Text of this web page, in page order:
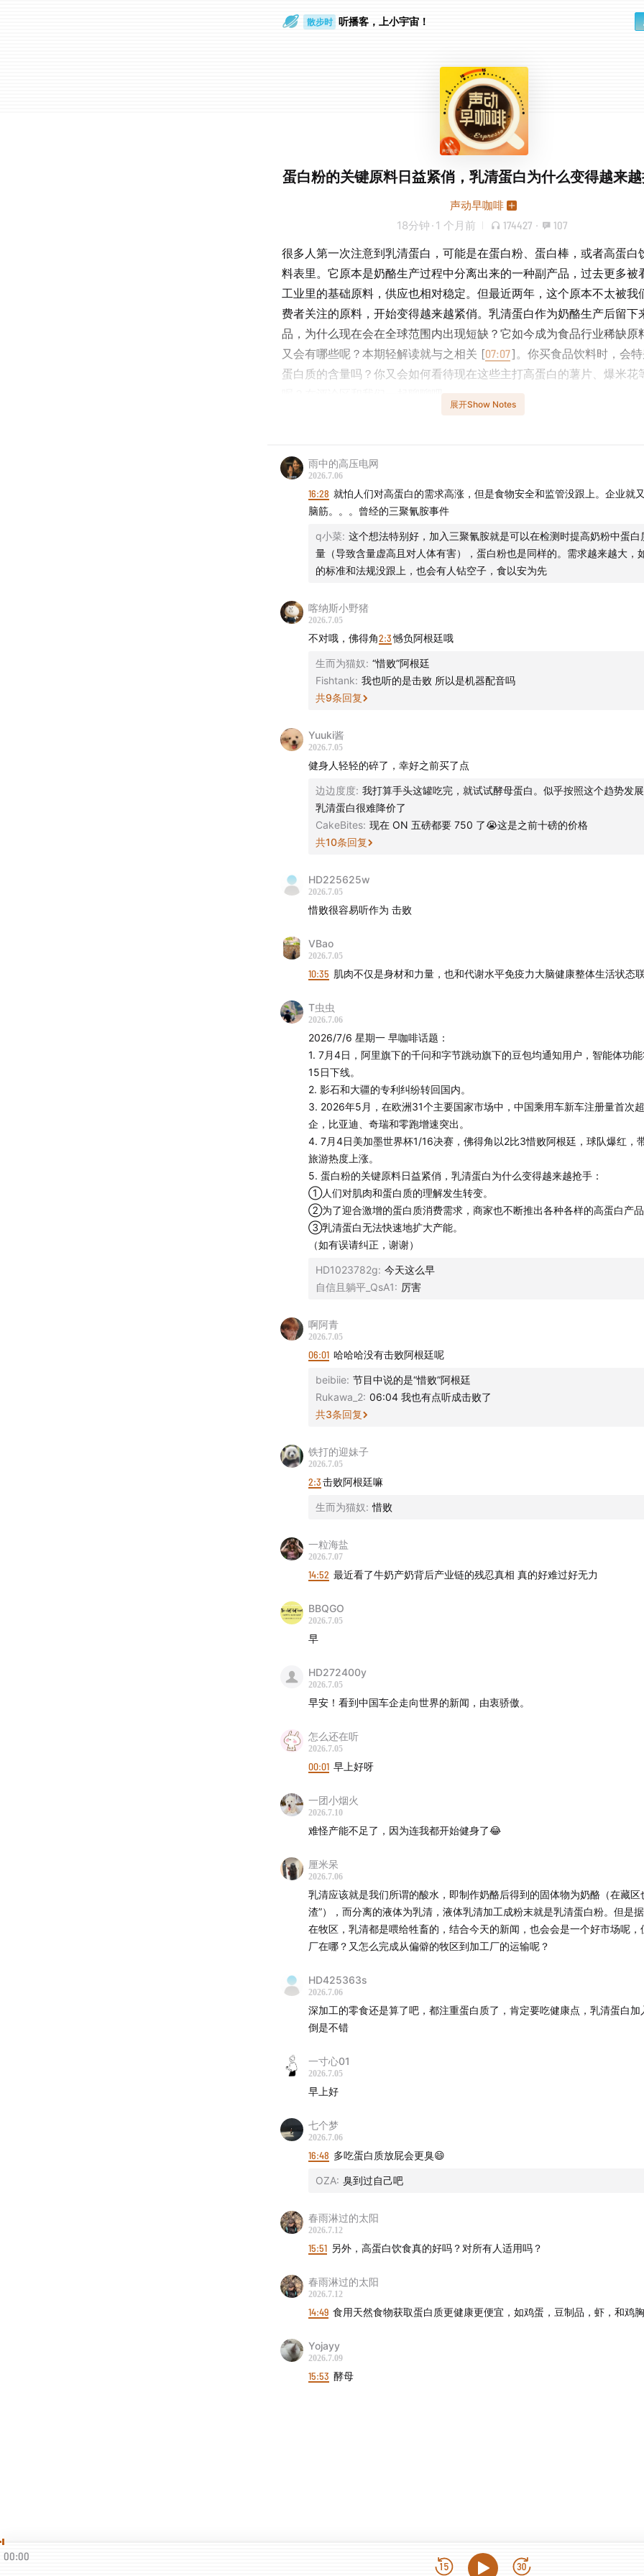
散步时 听播客，上小宇宙！
蛋白粉的关键原料日益紧俏，乳清蛋白为什么变得越来越
声动早咖啡
18分钟 · 1 个月前 174427 · 107
很多人第一次注意到乳清蛋白，可能是在蛋白粉、蛋白棒，或者高蛋白
料表里。它原本是奶酪生产过程中分离出来的一种副产品，过去更多被
工业里的基础原料，供应也相对稳定。但最近两年，这个原本不太被我
费者关注的原料，开始变得越来越紧俏。乳清蛋白作为奶酪生产后留下
品，为什么现在会在全球范围内出现短缺？它如今成为食品行业稀缺原
又会有哪些呢？本期轻解读就与之相关 [07:07]。你买食品饮料时，会
蛋白质的含量吗？你又会如何看待现在这些主打高蛋白的薯片、爆米花
本期还有关于阿里巴巴、影石、新能源车企和世界杯的新动态 [
]
听！
幕后制作
监制：Zelin、Stella
实习研究员：雷普利
运营：George
声音设计：沁茗
封面设计：饭团
商业内容策划：茹雪、幸倍
：声动早咖啡等节目商业合作持续招募中，点击链接直达声动
加入我们：声动活泼目前开放内容监制、商业发展等全职岗位，还在招
习生等，工作地点北京东城区， 详细岗位信息与申请方式，请点击链接
听众投稿：如果你了解身边日常现象的背后原因，
在节目中。
「用声音碰撞世界」
我们还有这些播客：声东击西、What's Next｜科技早知道
跳进兔子洞&跳进兔子洞第三季、 吃喝玩乐了不起 、 不止金钱 、泡腾
潮流俱乐部
如果你喜欢我们的节目，欢迎打赏支持，或把我们的节目推荐给朋友
等用途
展开Show Notes
雨中的高压电网
2026.7.06
16:28 就怕人们对高蛋白的需求高涨，但是食物安全和监管没跟上。企业就
脑筋。。。曾经的三聚氰胺事件
q小菜: 这个想法特别好，加入三聚氰胺就是可以在检测时提高奶粉中蛋白
量（导致含量虚高且对人体有害），蛋白粉也是同样的。需求越来越大，
的标准和法规没跟上，也会有人钻空子，食以安为先
喀纳斯小野猪
2026.7.05
不对哦，佛得角2:3憾负阿根廷哦
生而为猫奴: “惜败”阿根廷
Fishtank: 我也听的是击败 所以是机器配音吗
共9条回复
Yuuki酱
2026.7.05
健身人轻轻的碎了，幸好之前买了点
边边度度: 我打算手头这罐吃完，就试试酵母蛋白。似乎按照这个趋势发展
乳清蛋白很难降价了
CakeBites: 现在 ON 五磅都要 750 了😭这是之前十磅的价格
共10条回复
HD225625w
2026.7.05
惜败很容易听作为 击败
VBao
2026.7.05
10:35 肌肉不仅是身材和力量，也和代谢水平免疫力大脑健康整体生活状态
T虫虫
2026.7.06
2026/7/6 星期一 早咖啡话题：
1. 7月4日，阿里旗下的千问和字节跳动旗下的豆包均通知用户，智能体功能
15日下线。
2. 影石和大疆的专利纠纷转回国内。
3. 2026年5月，在欧洲31个主要国家市场中，中国乘用车新车注册量首次
企，比亚迪、奇瑞和零跑增速突出。
4. 7月4日美加墨世界杯1/16决赛，佛得角以2比3惜败阿根廷，球队爆红，
旅游热度上涨。
5. 蛋白粉的关键原料日益紧俏，乳清蛋白为什么变得越来越抢手：
①人们对肌肉和蛋白质的理解发生转变。
②为了迎合激增的蛋白质消费需求，商家也不断推出各种各样的高蛋白产品
③乳清蛋白无法快速地扩大产能。
（如有误请纠正，谢谢）
HD1023782g: 今天这么早
自信且躺平_QsA1: 厉害
啊阿青
2026.7.05
06:01 哈哈哈没有击败阿根廷呢
beibiie: 节目中说的是“惜败”阿根廷
Rukawa_2: 06:04 我也有点听成击败了
共3条回复
铁打的迎妹子
2026.7.05
2:3击败阿根廷嘛
生而为猫奴: 惜败
一粒海盐
2026.7.07
14:52 最近看了牛奶产奶背后产业链的残忍真相 真的好难过好无力
BBQGO
2026.7.05
早
HD272400y
2026.7.05
早安！看到中国车企走向世界的新闻，由衷骄傲。
怎么还在听
2026.7.05
00:01 早上好呀
一团小烟火
2026.7.10
难怪产能不足了，因为连我都开始健身了😂
厘米呆
2026.7.06
乳清应该就是我们所谓的酸水，即制作奶酪后得到的固体物为奶酪（在藏区
渣”），而分离的液体为乳清，液体乳清加工成粉末就是乳清蛋白粉。但是据
在牧区，乳清都是喂给牲畜的，结合今天的新闻，也会会是一个好市场呢，
厂在哪？又怎么完成从偏僻的牧区到加工厂的运输呢？
HD425363s
2026.7.06
深加工的零食还是算了吧，都注重蛋白质了，肯定要吃健康点，乳清蛋白加
倒是不错
一寸心01
2026.7.05
早上好
七个梦
2026.7.06
16:48 多吃蛋白质放屁会更臭😄
OZA: 臭到过自己吧
春雨淋过的太阳
2026.7.12
15:51 另外，高蛋白饮食真的好吗？对所有人适用吗？
春雨淋过的太阳
2026.7.12
14:49 食用天然食物获取蛋白质更健康更便宜，如鸡蛋，豆制品，虾，和鸡
Yojayy
2026.7.09
15:53 酵母
00:00